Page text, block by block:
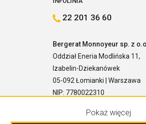
22 201 36 60
Bergerat Monnoyeur sp. z
Oddział Eneria Modlińska 11,
Izabelin-Dziekanówek
05-092 Łomianki | Warszawa
NIP: 7780022310
Pokaż więcej